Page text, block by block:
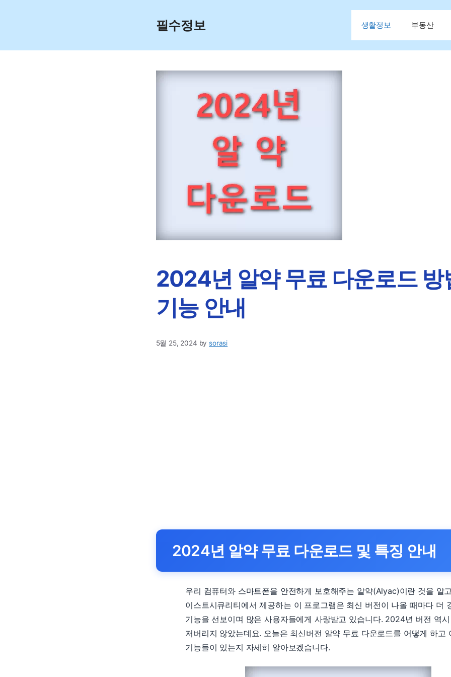
필수정보 생활정보 부동산
2024년 알약 무료 다운로드 방
기능 안내
5월 25, 2024 bysorasi
2024년 알약 무료 다운로드 및 특징 안내
우리 컴퓨터와 스마트폰을 안전하게 보호해주는 알약(Alyac)이란 것을 알
이스트시큐리티에서 제공하는 이 프로그램은 최신 버전이 나올 때마다 더
기능을 선보이며 많은 사용자들에게 사랑받고 있습니다. 2024년 버전 역
저버리지 않았는데요. 오늘은 최신버전 알약 무료 다운로드를 어떻게 하고
기능들이 있는지 자세히 알아보겠습니다.